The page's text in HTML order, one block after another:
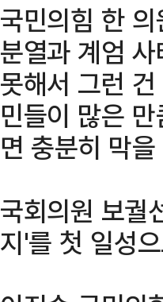
국민의힘 한
분열과 계엄
못해서 그런
민들이 많은
면 충분히 막
국회의원 보궐
지'를 첫 일성